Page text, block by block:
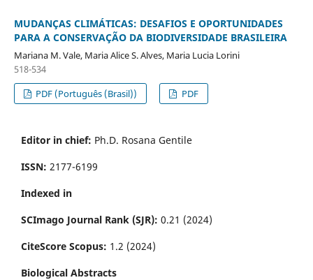
MUDANÇAS CLIMÁTICAS: DESAFIOS E OPORTUNIDADES
PARA A CONSERVAÇÃO DA BIODIVERSIDADE BRASILEIRA
Mariana M. Vale, Maria Alice S. Alves, Maria Lucia Lorini
518-534
PDF (Português (Brasil))
PDF
Editor in chief: Ph.D. Rosana Gentile
ISSN: 2177-6199
Indexed in
SCImago Journal Rank (SJR): 0.21 (2024)
CiteScore Scopus: 1.2 (2024)
Biological Abstracts